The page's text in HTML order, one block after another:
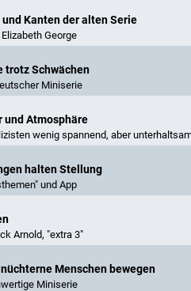
Kanten der alten Serie
George
trotz Schwächen
Miniserie
und Atmosphäre
wenig spannend, aber
halten Stellung
und App
Arnold, "extra 3"
Menschen bewegen
Miniserie